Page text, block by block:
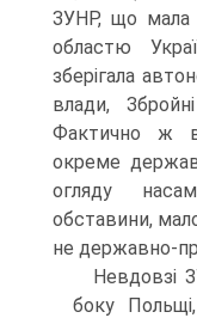
ЗУНР, що мала
областю
зберігала
влади,
Фактично ж
окреме
огляду
обставини,
не державно-
Невдовзі
боку